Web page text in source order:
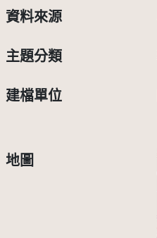
資料來源
主題分類
建檔單位
地圖